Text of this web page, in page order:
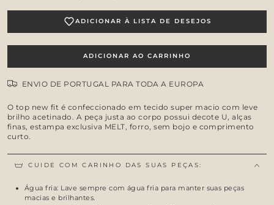
ADICIONAR À LISTA DE DESEJOS
ADICIONAR AO CARRINHO
ENVIO DE PORTUGAL PARA TODA A EUROPA
O top new fit é confeccionado em tecidosuper macio com leve
brilho acetinado . A peça justa ao corpo possui decote U, alças
finas, estampa exclusiva MELT, forro, sem bojo e comprimento
curto.
CUIDE COM CARINHO DAS SUAS PEÇAS:
Água fria: Lave sempre com água fria para manter suas peças
macias e brilhantes.